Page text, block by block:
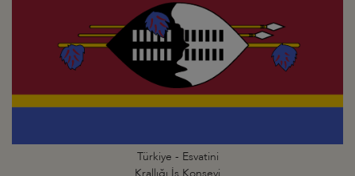
Türkiye - Esvatini